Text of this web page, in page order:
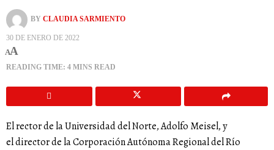
BY CLAUDIA SARMIENTO
30 DE ENERO DE 2022
AA
READING TIME: 4 MINS READ
El rector de la Universidad del Norte, Adolfo Meisel, y
el director de la Corporación Autónoma Regional del Río